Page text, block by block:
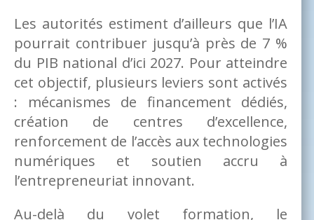
Les autorités estiment d’ailleurs que l’IA
pourrait contribuer jusqu’à près de 7 %
du PIB national d’ici 2027. Pour atteindre
cet objectif, plusieurs leviers sont activés
: mécanismes de financement dédiés,
création de centres d’excellence,
renforcement de l’accès aux technologies
numériques et soutien accru à
l’entrepreneuriat innovant.
Au-delà du volet formation, le